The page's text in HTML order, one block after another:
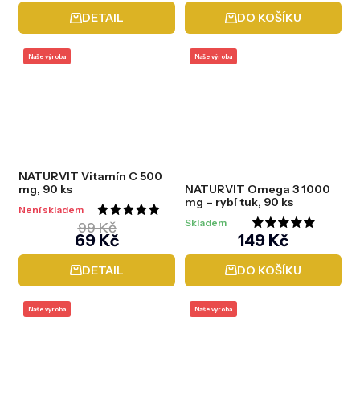
DETAIL
produktu
je
DO KOŠÍKU
Naše výroba
NATURVIT Vitamín C 500
mg, 90 ks
Průměrné
hodnocení
je
Není skladem
69 Kč
99 Kč
DETAIL
Naše výroba
NATURVIT Omega 3 1000
mg – rybí tuk, 90 ks
Průměrné
hodnocení
produktu
Skladem
149 Kč
DO KOŠÍKU
Naše výroba Naše výroba